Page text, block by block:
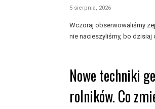
5 sierpnia, 2026
Wczoraj obserwowaliśmy
nie nacieszyliśmy, bo dzisiaj
Nowe techniki
rolników. Co